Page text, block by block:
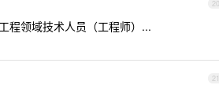
20
程领域技术人员（工程师）...
21